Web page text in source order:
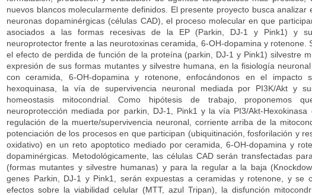
nuevos blancos molecularmente definidos. El presente proyecto busca analizar
neuronas dopaminérgicas (células CAD), el proceso molecular en que
asociados a las formas recesivas de la EP (Parkin, DJ-1 y Pink1) y
neuroprotector frente a las neurotoxinas ceramida, 6-OH-dopamina y rotenone.
el efecto de perdida de función de la proteína (parkin, DJ-1 y Pink1) silvestre
expresión de sus formas mutantes y silvestre humana, en la fisiología
con ceramida, 6-OH-dopamina y rotenone, enfocándonos en el impacto
hexoquinasa, la vía de supervivencia neuronal mediada por PI3K/Akt y
homeostasis mitocondrial. Como hipótesis de trabajo, proponemos
neuroprotección mediada por parkin, DJ-1, Pink1 y la vía PI3/Akt-Hexokinasa
regulación de la muerte/supervivencia neuronal, corriente arriba de la
potenciación de los procesos en que participan (ubiquitinación, fosforilación y
oxidativo) en un reto apoptotico mediado por ceramida, 6-OH-dopamina y
dopaminérgicas. Metodológicamente, las células CAD serán transfectadas
(formas mutantes y silvestre humanas) y para la regular a la baja
genes Parkin, DJ-1 y Pink1, serán expuestas a ceramidas y rotenone, y se
efectos sobre la viabilidad celular (MTT, azul Tripan), la disfunción